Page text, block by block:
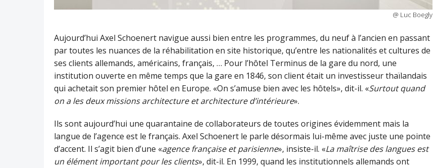
@ Luc Boegly
Aujourd’hui Axel Schoenert navigue aussi bien entre les programmes, du neuf à l’ancien en passant
par toutes les nuances de la réhabilitation en site historique, qu’entre les nationalités et cultures de
ses clients allemands, américains, français, … Pour l’hôtel Terminus de la gare du nord, une
institution ouverte en même temps que la gare en 1846, son client était un investisseur thaïlandais
qui achetait son premier hôtel en Europe. «On s’amuse bien avec les hôtels», dit-il. «Surtout quand
on a les deux missions architecture et architecture d’intérieure».
Ils sont aujourd’hui une quarantaine de collaborateurs de toutes origines évidemment mais la
langue de l’agence est le français. Axel Schoenert le parle désormais lui-même avec juste une pointe
d’accent. Il s’agit bien d’une «agence française et parisienne», insiste-il. «La maîtrise des langues est
un élément important pour les clients», dit-il. En 1999, quand les institutionnels allemands ont